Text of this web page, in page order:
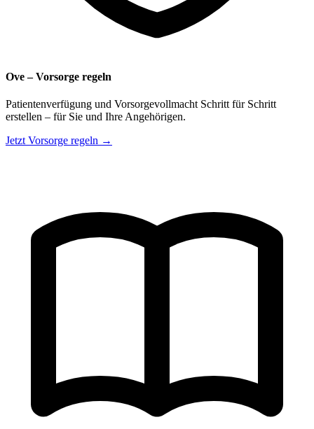
Ove – Vorsorge regeln
Patientenverfügung und Vorsorgevollmacht Schritt für Schritt
erstellen – für Sie und Ihre Angehörigen.
Jetzt Vorsorge regeln →